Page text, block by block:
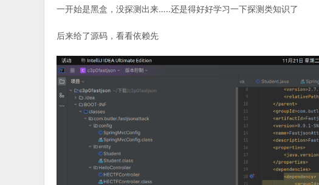
一开始是黑盒，没探测出来…..还是得好好学习一下探测类知识了
后来给了源码，看看依赖先